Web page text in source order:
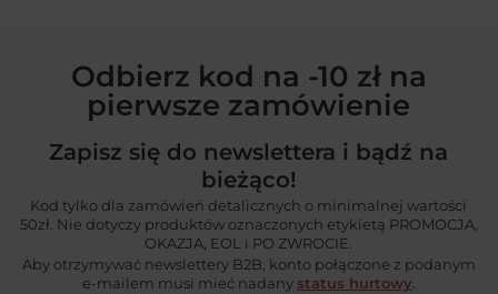
Odbierz kod na -10 zł na
pierwsze zamówienie
Zapisz się do newslettera i bądź na
bieżąco!
Kod tylko dla zamówień detalicznych o minimalnej wartości
50zł. Nie dotyczy produktów oznaczonych etykietą PROMOCJA,
OKAZJA, EOL i PO ZWROCIE.
Aby otrzymywać newslettery B2B, konto połączone z podanym
e-mailem musi mieć nadany status hurtowy.